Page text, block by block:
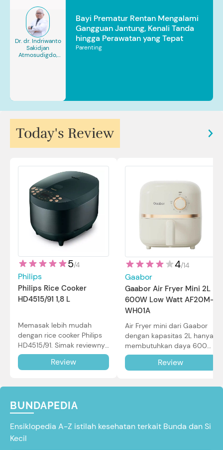
Dr. dr. Indriwanto
Sakidjan
Atmosudigdo,
Bayi Prematur Rentan Mengalami
Gangguan Jantung, Kenali Tanda
hingga Perawatan yang Tepat
Parenting
Today's Review
5/4
Philips
Philips Rice Cooker
HD4515/91 1,8 L
Memasak lebih mudah
dengan rice cooker Philips
HD4515/91. Simak reviewnya
di sini.
Review
4/14
Gaabor
Gaabor Air Fryer Mini 2L
600W Low Watt AF20M-
WH01A
Air Fryer mini dari Gaabor
dengan kapasitas 2L hanya
membutuhkan daya 600W
dalam pemakaian. Simak
review selengkapnya di sini.
Review
BUNDAPEDIA
Ensiklopedia A-Z istilah kesehatan terkait Bunda dan Si
Kecil